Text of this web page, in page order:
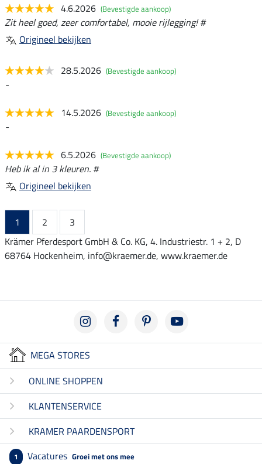
4.6.2026 (Bevestigde aankoop)
Zit heel goed, zeer comfortabel, mooie rijlegging! #
Origineel bekijken
28.5.2026 (Bevestigde aankoop)
-
14.5.2026 (Bevestigde aankoop)
-
6.5.2026 (Bevestigde aankoop)
Heb ik al in 3 kleuren. #
Origineel bekijken
1 2
3
Krämer Pferdesport GmbH & Co. KG, 4. Industriestr. 1 + 2, D
68764 Hockenheim, info@kraemer.de, www.kraemer.de
MEGA STORES
ONLINE SHOPPEN
KLANTENSERVICE
KRAMER PAARDENSPORT
1 Vacatures Groei met ons mee